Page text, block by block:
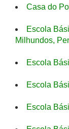
Casa do
Escola
Milhundos,
Escola
Escola
Escola